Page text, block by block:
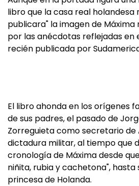
libro que la casa real holandesa
publicara" la imagen de
por las anécdotas reflejadas en
recién publicada por
El libro ahonda en los orígenes
de sus padres, el pasado de
Zorreguieta como secretario de
dictadura militar, al tiempo que
cronología de Máxima desde
niñita, rubia y cachetona",
princesa de Holanda.